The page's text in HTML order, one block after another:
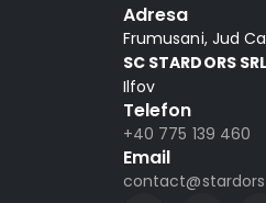
Adresa
Frumusani, Jud
SC STARDORS
Ilfov
Telefon
+40 775 139 460
Email